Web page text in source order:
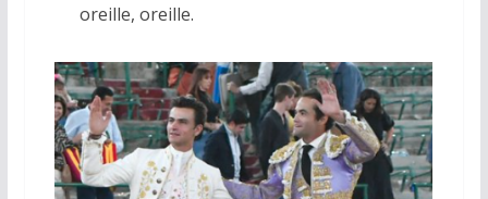
oreille, oreille.